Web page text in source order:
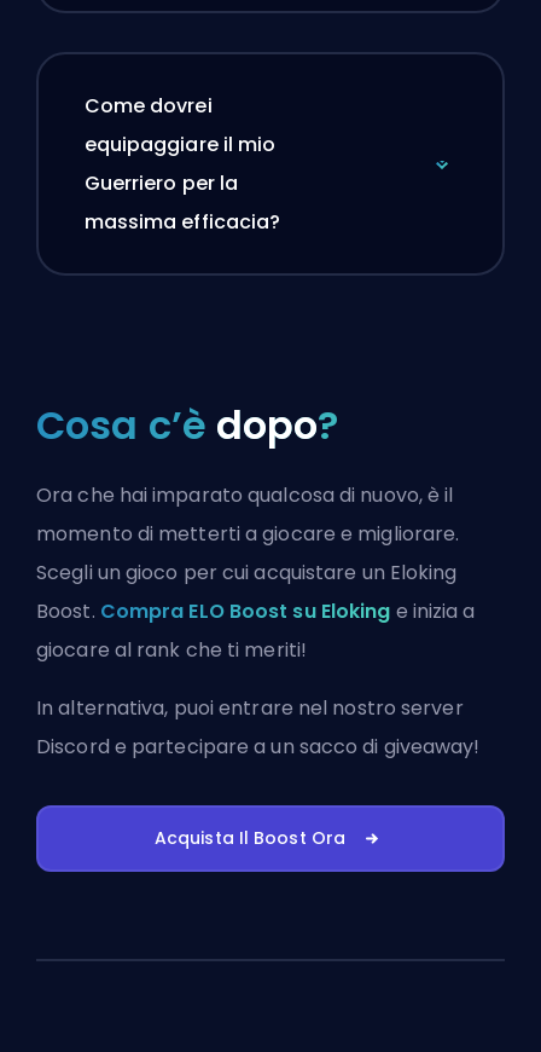
Come dovrei
equipaggiare il mio
Guerriero per la
massima efficacia?
Cosa c’è dopo?
Ora che hai imparato qualcosa di nuovo, è il
momento di metterti a giocare e migliorare.
Scegli un gioco per cui acquistare un Eloking
Boost. Compra ELO Boost su Eloking e inizia a
giocare al rank che ti meriti!
In alternativa, puoientrare nel nostro server
Discord e partecipare a un sacco di giveaway!
Acquista Il Boost Ora